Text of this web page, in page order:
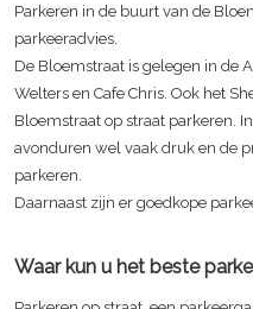
Parkeren in de buurt van de
parkeeradvies.
De Bloemstraat is gelegen in de
Welters en Cafe Chris. Ook het
Bloemstraat op straat parkeren.
avonduren wel vaak druk en de
parkeren.
Daarnaast zijn er goedkope
Waar kun u het beste